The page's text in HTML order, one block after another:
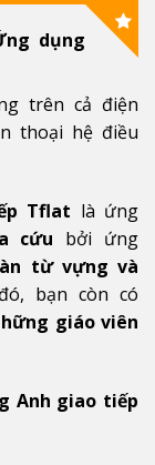
dụng
trên cả điện
thoại hệ điều
Tflat là ứng
cứu bởi ứng
từ vựng và
bạn còn có
giáo viên
Anh giao tiếp